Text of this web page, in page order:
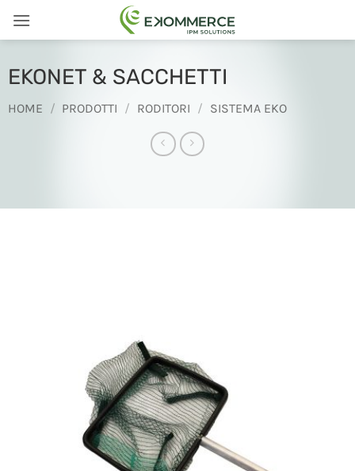
EKONET & SACCHETTI
HOME / PRODOTTI / RODITORI / SISTEMA EKO